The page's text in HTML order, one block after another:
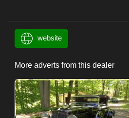
website
More adverts from this dealer